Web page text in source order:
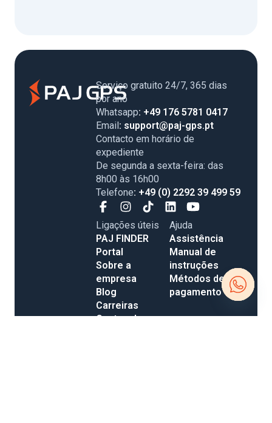
Serviço gratuito 24/7, 365 dias
por ano
Whatsapp: +49 176 5781 0417
Email: support@paj-gps.pt
Contacto em horário de
expediente
De segunda a sexta-feira: das
8h00 às 16h00
Telefone: +49 (0) 2292 39 499 59
Ligações úteis
PAJ FINDER
Portal
Sobre a
empresa
Blog
Carreiras
Custos de
Ajuda
Assistência
Manual de
instruções
Métodos de
pagamento